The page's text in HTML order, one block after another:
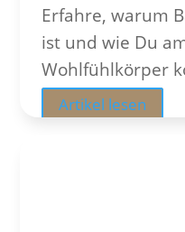
Erfahre, warum
ist und wie Du
Wohlfühlkörper
Artikel lesen